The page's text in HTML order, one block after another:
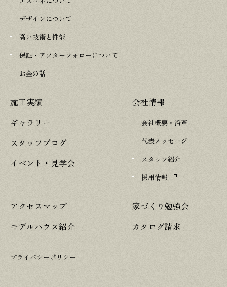
デザインについて
高い技術と性能
保証・アフターフォローについて
お金の話
施工実績
ギャラリー
スタッフブログ
イベント・見学会
会社情報
会社概要・沿革
代表メッセージ
スタッフ紹介
採用情報
アクセスマップ
モデルハウス紹介
家づくり勉強会
カタログ請求
プライバシーポリシー